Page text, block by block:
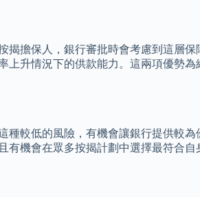
擔保人，銀行審批時會考慮到這層
升情況下的供款能力。這兩項優勢
較低的風險，有機會讓銀行提供較
機會在眾多按揭計劃中選擇最符合自